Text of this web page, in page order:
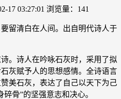
17 03:27:01 浏览量：141
留清白在人间。出自明代诗人于
。诗人在吟咏石灰时，采用了拟
灰赋予人的思想感情。全诗语言
美石灰，表达了自己以天下为己
骨”的坚强意志和决心。